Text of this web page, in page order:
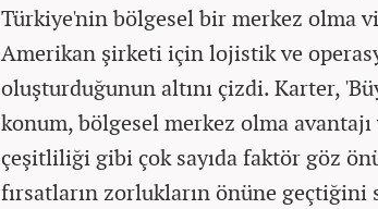
Türkiye'nin bölgesel bir merkez olma
Amerikan şirketi için lojistik ve
oluşturduğunun altını çizdi. Karter,
konum, bölgesel merkez olma avantajı
çeşitliliği gibi çok sayıda faktör göz
fırsatların zorlukların önüne